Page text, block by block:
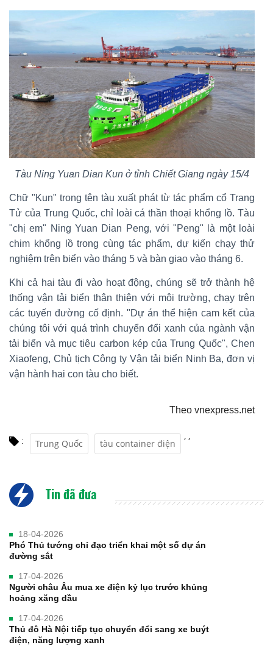
Tàu Ning Yuan Dian Kun ở tỉnh Chiết Giang ngày 15/4
Chữ "Kun" trong tên tàu xuất phát từ tác phẩm cổ Trang
Tử của Trung Quốc, chỉ loài cá thần thoại khổng lồ. Tàu
"chị em" Ning Yuan Dian Peng, với "Peng" là một loài
chim khổng lồ trong cùng tác phẩm, dự kiến chạy thử
nghiệm trên biển vào tháng 5 và bàn giao vào tháng 6.
Khi cả hai tàu đi vào hoạt động, chúng sẽ trở thành hệ
thống vận tải biển thân thiện với môi trường, chạy trên
các tuyến đường cố định. "Dự án thể hiện cam kết của
chúng tôi với quá trình chuyển đổi xanh của ngành vận
tải biển và mục tiêu carbon kép của Trung Quốc", Chen
Xiaofeng, Chủ tịch Công ty Vận tải biển Ninh Ba, đơn vị
vận hành hai con tàu cho biết.
Theo vnexpress.net
: Trung Quốc
,
tàu container điện
,
Tin đã đưa
18-04-2026
Phó Thủ tướng chỉ đạo triển khai một số dự án
đường sắt
17-04-2026
Người châu Âu mua xe điện kỷ lục trước khủng
hoảng xăng dầu
17-04-2026
Thủ đô Hà Nội tiếp tục chuyển đổi sang xe buýt
điện, năng lượng xanh